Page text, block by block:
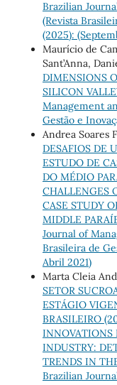
Brazilian
(Revista
(2025):
Maurício de
Sant’Anna,
DIMENSIONS
SILICON
Management
Gestão e
Andrea Soares
DESAFIOS DE
ESTUDO DE
DO MÉDIO
CHALLENGES
CASE STUDY
MIDDLE
Journal of
Brasileira de
Abril 2021)
Marta Cleia
SETOR
ESTÁGIO
BRASILEIRO
INNOVATIONS
INDUSTRY:
TRENDS IN
Brazilian